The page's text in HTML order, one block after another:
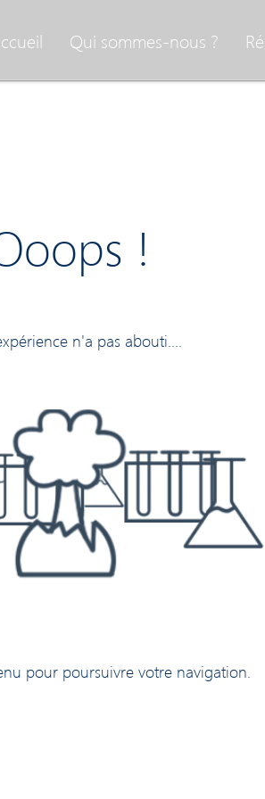
Qui sommes-nous ?
!
n'a pas abouti....
pour poursuivre votre navigation.